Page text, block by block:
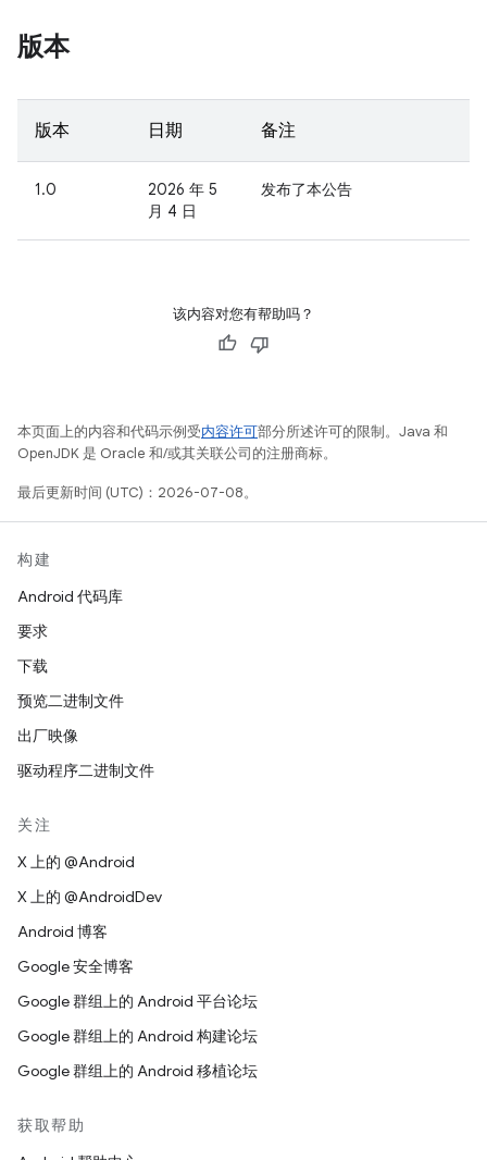
版本
版本 日期 备注
1.0
2026 年 5
月 4 日
发布了本公告
该内容对您有帮助吗？
本页面上的内容和代码示例受内容许可部分所述许可的限制。Java 和
OpenJDK 是 Oracle 和/或其关联公司的注册商标。
最后更新时间 (UTC)：2026-07-08。
构建
Android 代码库
要求
下载
预览二进制文件
出厂映像
驱动程序二进制文件
关注
X 上的 @Android
X 上的 @AndroidDev
Android 博客
Google 安全博客
Google 群组上的 Android 平台论坛
Google 群组上的 Android 构建论坛
Google 群组上的 Android 移植论坛
获取帮助